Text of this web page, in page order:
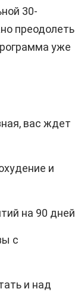
30-
преодолеть
уже
вас ждет
и
на 90 дней
с
и над